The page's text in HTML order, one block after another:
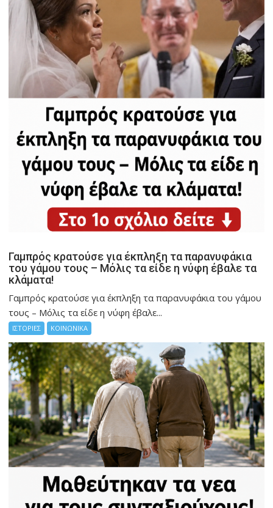
Γαμπρός κρατούσε για έκπληξη τα παρανυφάκια
του γάμου τους – Μόλις τα είδε η νύφη έβαλε τα
κλάματα!
Γαμπρός κρατούσε για έκπληξη τα παρανυφάκια του γάμου
τους – Μόλις τα είδε η νύφη έβαλε...
ΙΣΤΟΡΙΕΣ ΚΟΙΝΩΝΙΚΑ